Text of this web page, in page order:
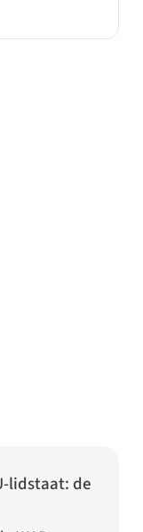
lidstaat: de